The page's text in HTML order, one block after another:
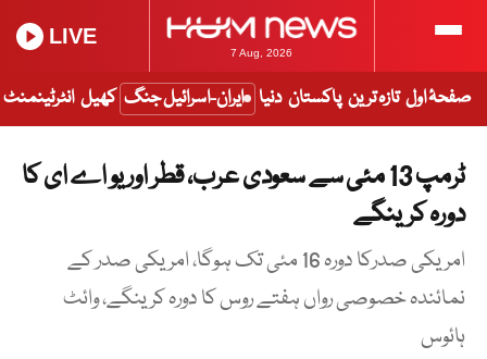
7 Aug, 2026
LIVE
صفحۂ اول تازہ ترین پاکستان دنیا ایران-اسرائیل جنگ کھیل انٹرٹینمنٹ
ٹرمپ 13 مئی سے سعودی عرب، قطر اور یو اے ای کا
دورہ کرینگے
امریکی صدرکا دورہ 16 مئی تک ہوگا، امریکی صدر کے
نمائندہ خصوصی رواں ہفتے روس کا دورہ کرینگے، وائٹ
ہائوس